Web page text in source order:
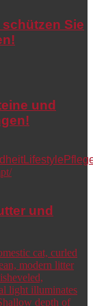
Sie
und
Lifestyle
und